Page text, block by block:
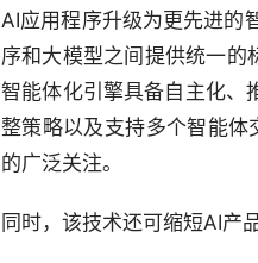
AI应用程序升级为更先进的
序和大模型之间提供统一的
智能体化引擎具备自主化、
整策略以及支持多个智能
的广泛关注。
同时，该技术还可缩短AI产